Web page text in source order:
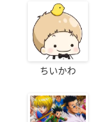
ちいかわ